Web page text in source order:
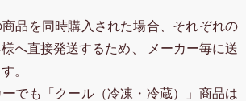
品を同時購入された場合、それぞれの
へ直接発送するため、 メーカー毎に送
。
でも「クール（冷凍・冷蔵）」商品は